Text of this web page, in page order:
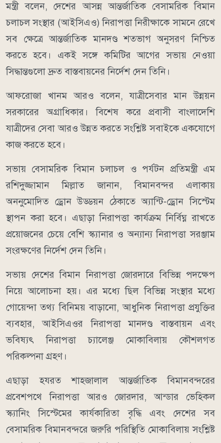
মন্ত্রী বলেন, দেশের আসন্ন আন্তর্জাতিক বেসামরিক বিমান
চলাচল সংস্থার (আইসিএও) নিরাপত্তা নিরীক্ষাকে সামনে রেখে
সব ক্ষেত্রে আন্তর্জাতিক মানদণ্ড শতভাগ অনুসরণ নিশ্চিত
করতে হবে। একই সঙ্গে কমিটির আগের সভায় নেওয়া
সিদ্ধান্তগুলো দ্রুত বাস্তবায়নের নির্দেশ দেন তিনি।
আফরোজা খানম আরও বলেন, যাত্রীসেবার মান উন্নয়ন
সরকারের অগ্রাধিকার। বিশেষ করে প্রবাসী বাংলাদেশি
যাত্রীদের সেবা আরও উন্নত করতে সংশ্লিষ্ট সবাইকে একযোগে
কাজ করতে হবে।
সভায় বেসামরিক বিমান চলাচল ও পর্যটন প্রতিমন্ত্রী এম
রশিদুজ্জামান মিল্লাত জানান, বিমানবন্দর এলাকায়
অননুমোদিত ড্রোন উড্ডয়ন ঠেকাতে অ্যান্টি-ড্রোন সিস্টেম
স্থাপন করা হবে। এছাড়া নিরাপত্তা কার্যক্রম নির্বিঘ্ন রাখতে
প্রয়োজনের চেয়ে বেশি স্ক্যানার ও অন্যান্য নিরাপত্তা সরঞ্জাম
সংরক্ষণের নির্দেশ দেন তিনি।
সভায় দেশের বিমান নিরাপত্তা জোরদারে বিভিন্ন পদক্ষেপ
নিয়ে আলোচনা হয়। এর মধ্যে ছিল বিভিন্ন সংস্থার মধ্যে
গোয়েন্দা তথ্য বিনিময় বাড়ানো, আধুনিক নিরাপত্তা প্রযুক্তির
ব্যবহার, আইসিএওর নিরাপত্তা মানদণ্ড বাস্তবায়ন এবং
ভবিষ্যৎ নিরাপত্তা চ্যালেঞ্জ মোকাবিলায় কৌশলগত
পরিকল্পনা গ্রহণ।
এছাড়া হযরত শাহজালাল আন্তর্জাতিক বিমানবন্দরের
প্রবেশপথে নিরাপত্তা আরও জোরদার, আন্ডার ভেহিকল
স্ক্যানিং সিস্টেমের কার্যকারিতা বৃদ্ধি এবং দেশের সব
বেসামরিক বিমানবন্দরে জরুরি পরিস্থিতি মোকাবিলায় সংশ্লিষ্ট